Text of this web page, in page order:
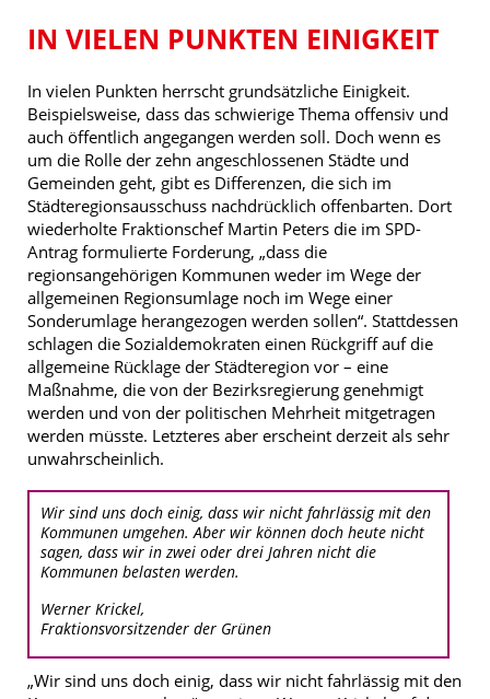
IN VIELEN PUNKTEN EINIGKEIT
In vielen Punkten herrscht grundsätzliche Einigkeit.
Beispielsweise, dass das schwierige Thema offensiv und
auch öffentlich angegangen werden soll. Doch wenn es
um die Rolle der zehn angeschlossenen Städte und
Gemeinden geht, gibt es Differenzen, die sich im
Städteregionsausschuss nachdrücklich offenbarten. Dort
wiederholte Fraktionschef Martin Peters die im SPD-
Antrag formulierte Forderung, „dass die
regionsangehörigen Kommunen weder im Wege der
allgemeinen Regionsumlage noch im Wege einer
Sonderumlage herangezogen werden sollen“. Stattdessen
schlagen die Sozialdemokraten einen Rückgriff auf die
allgemeine Rücklage der Städteregion vor – eine
Maßnahme, die von der Bezirksregierung genehmigt
werden und von der politischen Mehrheit mitgetragen
werden müsste. Letzteres aber erscheint derzeit als sehr
unwahrscheinlich.
Wir sind uns doch einig, dass wir nicht fahrlässig mit den
Kommunen umgehen. Aber wir können doch heute nicht
sagen, dass wir in zwei oder drei Jahren nicht die
Kommunen belasten werden.
Werner Krickel,
Fraktionsvorsitzender der Grünen
„Wir sind uns doch einig, dass wir nicht fahrlässig mit den